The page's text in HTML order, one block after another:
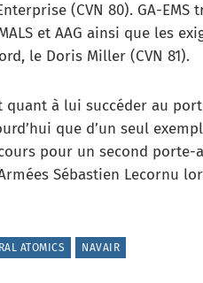
(CVN 80). GA-
et AAG ainsi que les
le Doris Miller (CVN 81).
quant à lui succéder au
que d’un seul
pour un second porte-
Sébastien Lecornu
ATOMICS NAVAIR